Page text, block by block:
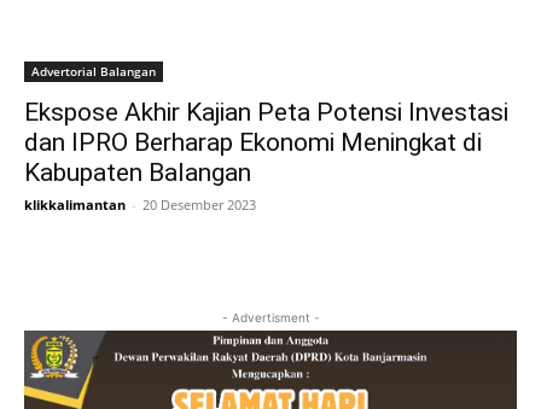
Advertorial Balangan
Ekspose Akhir Kajian Peta Potensi Investasi
dan IPRO Berharap Ekonomi Meningkat di
Kabupaten Balangan
klikkalimantan - 20 Desember 2023
- Advertisment -